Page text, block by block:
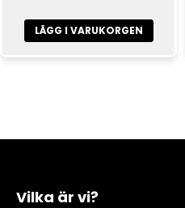
LÄGG I VARUKORGEN
Vilka är vi?